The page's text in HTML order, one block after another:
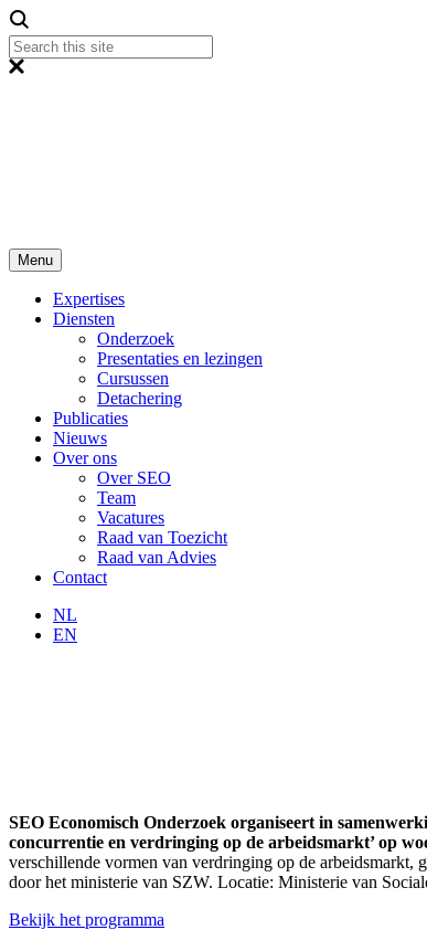
Menu
Expertises
Diensten
Onderzoek
Presentaties en lezingen
Cursussen
Detachering
Publicaties
Nieuws
Over ons
Over SEO
Team
Vacatures
Raad van Toezicht
Raad van Advies
Contact
NL
EN
SEO Economisch Onderzoek organiseert in
concurrentie en verdringing op de arbeidsmarkt’ op
verschillende vormen van verdringing op de arbeidsmarkt,
door het ministerie van SZW. Locatie: Ministerie van
Bekijk het programma